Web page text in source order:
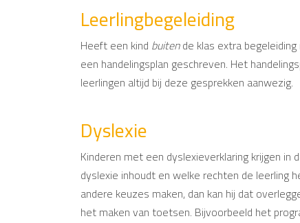
Leerlingbegeleiding
Heeft een kind buitende klas extra
een handelingsplan geschreven. Het
leerlingen altijd bij deze gesprekken aanwezig.
Dyslexie
Kinderen met een dyslexieverklaring krijgen
dyslexie inhoudt en welke rechten de leerling
andere keuzes maken, dan kan hij dat
het maken van toetsen. Bijvoorbeeld het